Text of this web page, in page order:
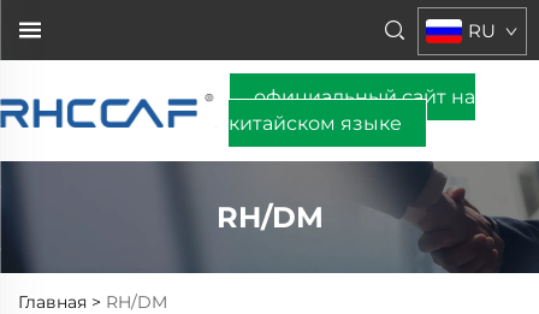
RU
официальный сайт на
китайском языке
RH/DM
Главная > RH/DM